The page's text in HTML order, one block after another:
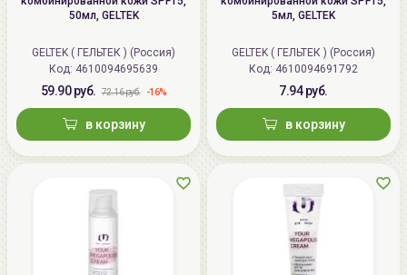
50мл, GELTEK
GELTEK ( ГЕЛЬТЕК ) (Россия)
Код: 4610094695639
59.90 руб. 72.16 руб. -16%
в корзину
5мл, GELTEK
GELTEK ( ГЕЛЬТЕК ) (Россия)
Код: 4610094691792
7.94 руб.
в корзину